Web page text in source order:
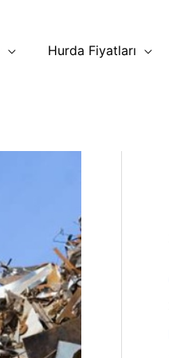
Hurda Fiyatları